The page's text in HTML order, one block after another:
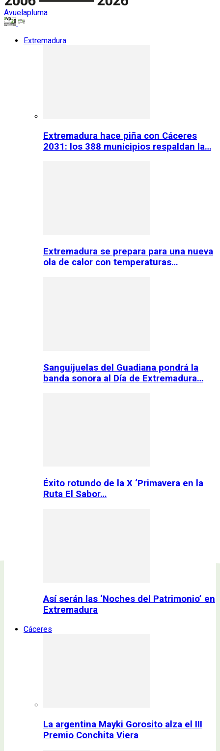
Avuelapluma
Extremadura
Extremadura hace piña con Cáceres
2031: los 388 municipios respaldan la…
Extremadura se prepara para una nueva
ola de calor con temperaturas…
Sanguijuelas del Guadiana pondrá la
banda sonora al Día de Extremadura…
Éxito rotundo de la X ‘Primavera en la
Ruta El Sabor…
Así serán las ‘Noches del Patrimonio’ en
Extremadura
Cáceres
La argentina Mayki Gorosito alza el III
Premio Conchita Viera